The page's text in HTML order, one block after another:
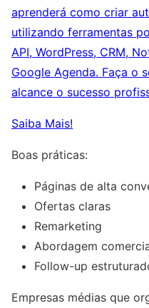
aprenderá como criar
utilizando ferramentas
API, WordPress, CRM,
Google Agenda. Faça o
alcance o sucesso
Saiba Mais!
Boas práticas:
Páginas de alta
Ofertas claras
Remarketing
Abordagem
Follow-up
Empresas médias que